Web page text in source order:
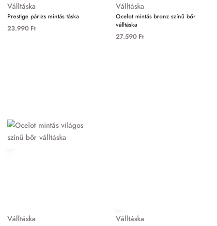
Válltáska
Prestige párizs mintás táska
23.990 Ft
Válltáska
Ocelot mintás bronz színű bőr
válltáska
27.590 Ft
Válltáska Válltáska